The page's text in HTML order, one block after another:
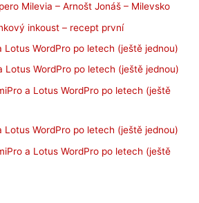
Milevia – Arnošt Jonáš – Milevsko
inkoust – recept první
Lotus WordPro po letech (ještě jednou)
Lotus WordPro po letech (ještě jednou)
a Lotus WordPro po letech (ještě
Lotus WordPro po letech (ještě jednou)
a Lotus WordPro po letech (ještě